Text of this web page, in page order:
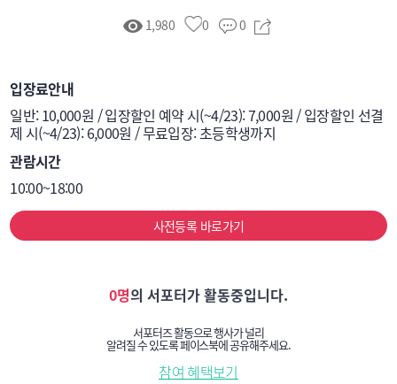
1,980 0 0
입장료안내
일반: 10,000원 / 입장할인 예약 시(~4/23): 7,000원 / 입장할인 선결
제 시(~4/23): 6,000원 / 무료입장: 초등학생까지
관람시간
10:00~18:00
사전등록 바로가기
0명의 서포터가 활동중입니다.
서포터즈 활동으로 행사가 널리
알려질 수 있도록 페이스북에 공유해주세요.
참여 혜택보기